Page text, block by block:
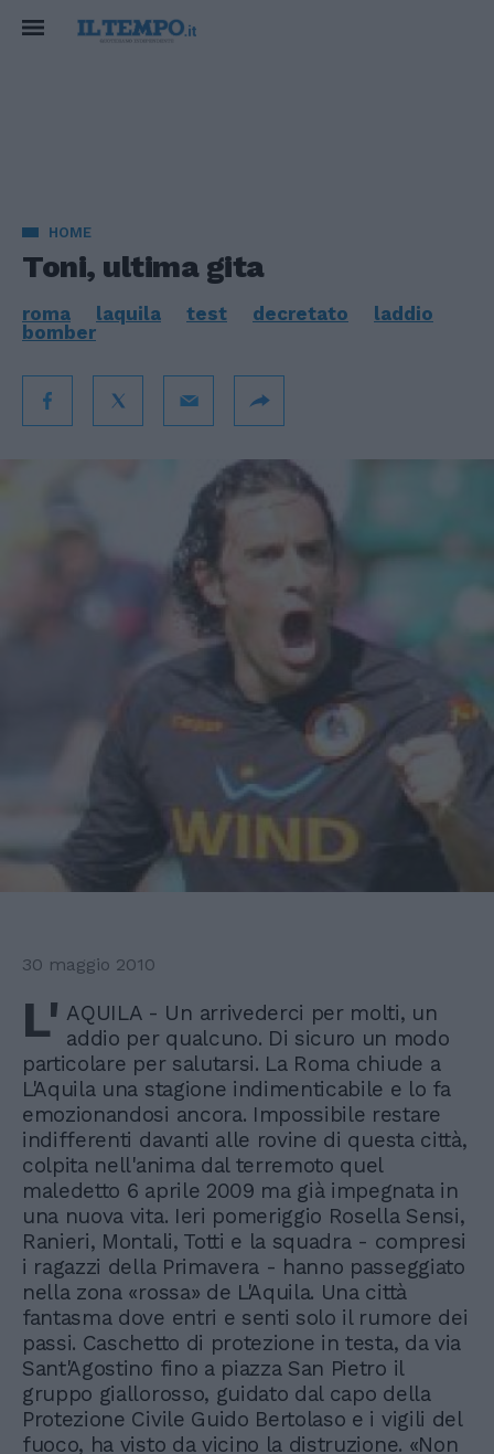
HOME
Toni, ultima gita
roma laquila test decretato
laddio
bomber
30 maggio 2010
L' AQUILA - Un arrivederci per molti, un
addio per qualcuno. Di sicuro un modo
particolare per salutarsi. La Roma chiude a
L'Aquila una stagione indimenticabile e lo fa
emozionandosi ancora. Impossibile restare
indifferenti davanti alle rovine di questa città,
colpita nell'anima dal terremoto quel
maledetto 6 aprile 2009 ma già impegnata in
una nuova vita. Ieri pomeriggio Rosella Sensi,
Ranieri, Montali, Totti e la squadra - compresi
i ragazzi della Primavera - hanno passeggiato
nella zona «rossa» de L'Aquila. Una città
fantasma dove entri e senti solo il rumore dei
passi. Caschetto di protezione in testa, da via
Sant'Agostino fino a piazza San Pietro il
gruppo giallorosso, guidato dal capo della
Protezione Civile Guido Bertolaso e i vigili del
fuoco, ha visto da vicino la distruzione. «Non